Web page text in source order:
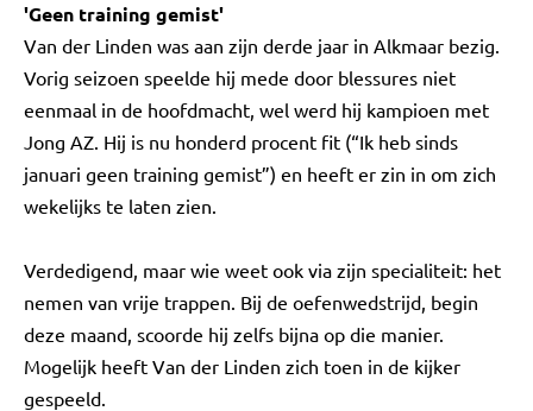
'Geen training gemist'
Van der Linden was aan zijn derde jaar in Alkmaar bezig.
Vorig seizoen speelde hij mede door blessures niet
eenmaal in de hoofdmacht, wel werd hij kampioen met
Jong AZ. Hij is nu honderd procent fit (“Ik heb sinds
januari geen training gemist”) en heeft er zin in om zich
wekelijks te laten zien.
Verdedigend, maar wie weet ook via zijn specialiteit: het
nemen van vrije trappen. Bij de oefenwedstrijd, begin
deze maand, scoorde hij zelfs bijna op die manier.
Mogelijk heeft Van der Linden zich toen in de kijker
gespeeld.